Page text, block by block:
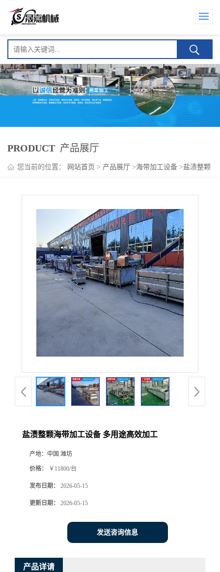
PRODUCT 产品展厅
您当前的位置： 网站首页 > 产品展厅 >海带加工设备 >盐渍整颗
盐渍整颗海带加工设备 多用途高效加工
产地： 中国 潍坊
价格： ￥11800/台
发布日期： 2026-05-15
更新日期： 2026-05-15
发送咨询信息
产品详请